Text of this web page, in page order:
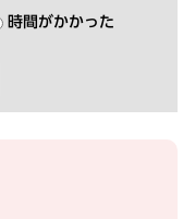
時間がかかった